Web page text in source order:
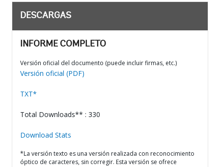
DESCARGAS
INFORME COMPLETO
Versión oficial del documento (puede incluir firmas, etc.)
Versión oficial (PDF)
TXT*
Total Downloads** : 330
Download Stats
*La versión texto es una versión realizada con reconocimiento
óptico de caracteres, sin corregir. Esta versión se ofrece